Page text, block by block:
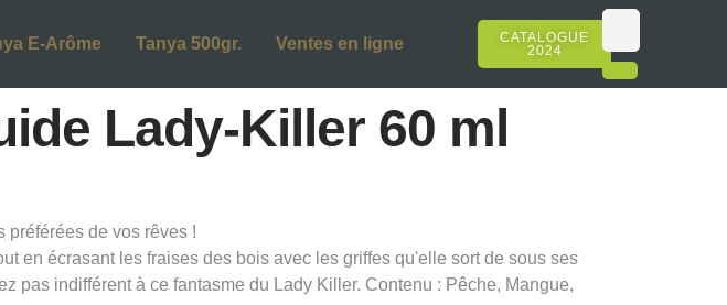
E-Arôme Tanya 500gr. Ventes en ligne
CATALOGUE
2024
Lady-Killer 60 ml
de vos rêves !
en écrasant les fraises des bois avec les griffes qu'elle sort de sous ses
pas indifférent à ce fantasme du Lady Killer. Contenu : Pêche, Mangue,